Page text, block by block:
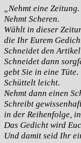
„Nehmt eine Zeitung.
Nehmt Scheren.
Wählt in dieser
die Ihr Eurem
Schneidet den
Schneidet dann
gebt Sie in eine Tüte.
Schüttelt leicht.
Nehmt dann einen
Schreibt
in der Reihenfolge,
Das Gedicht wird
Und damit seid Ihr